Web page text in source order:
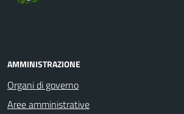
AMMINISTRAZIONE
Organi di governo
Aree amministrative